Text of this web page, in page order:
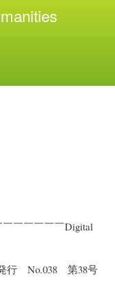
￣￣￣￣￣Digital
第38号